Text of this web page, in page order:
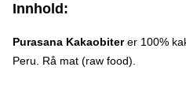
Innhold:
Purasana Kakaobiterer 100%
Peru. Rå mat (raw food).